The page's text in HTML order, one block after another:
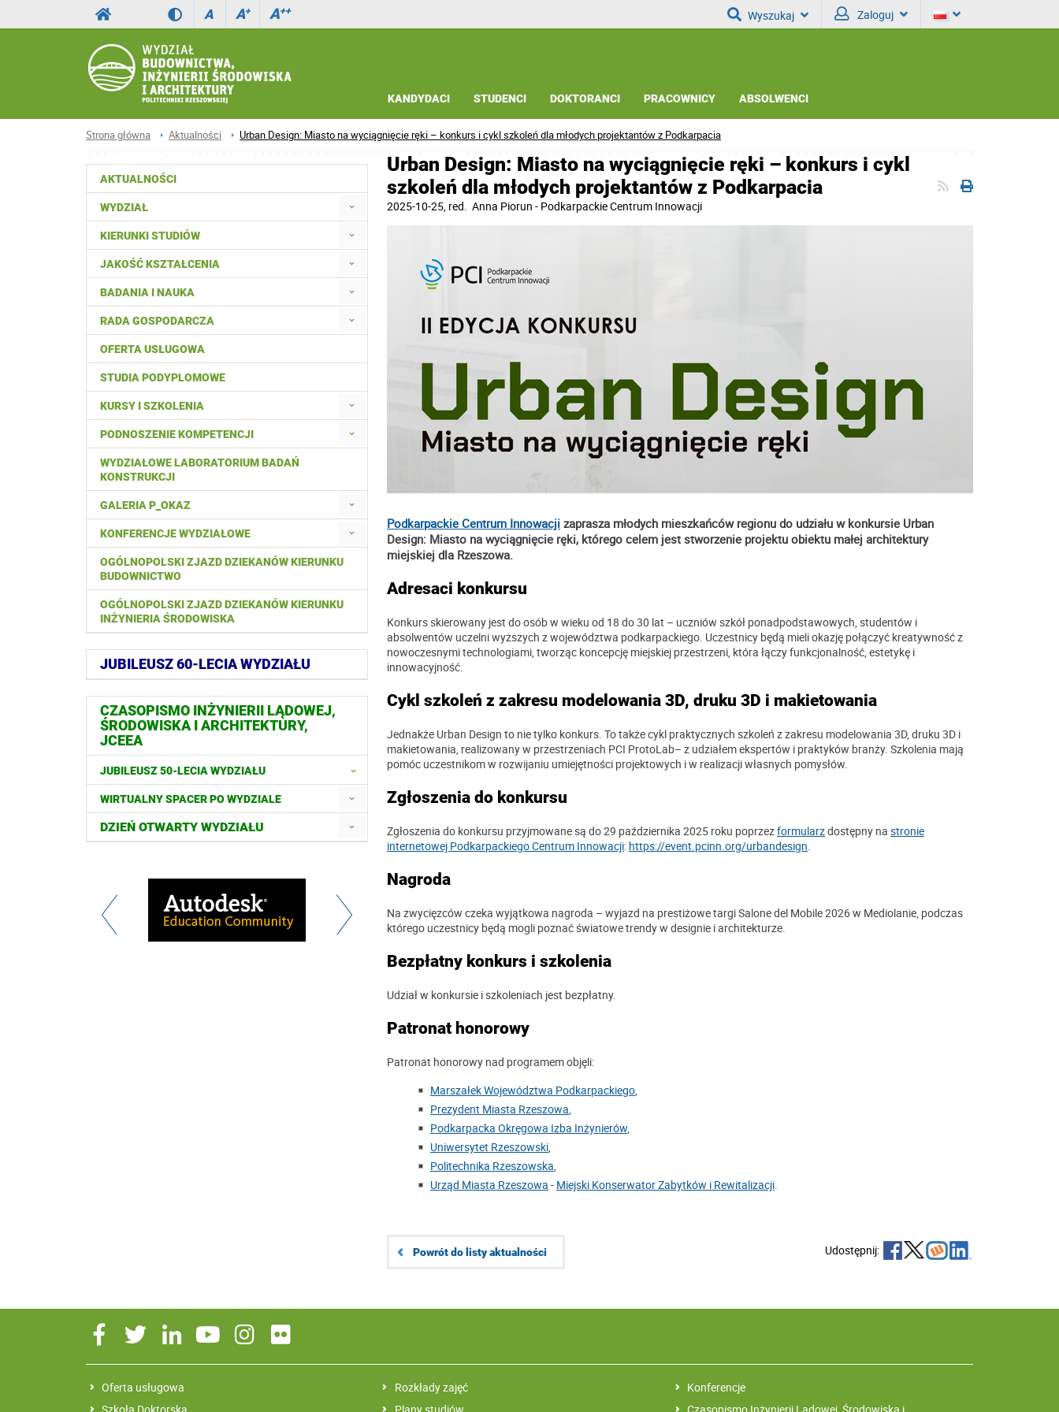
A A+ A++ Wyszukaj Zaloguj
KANDYDACI STUDENCI DOKTORANCI PRACOWNICY ABSOLWENCI
Strona główna Aktualności Urban Design: Miasto na wyciągnięcie ręki – konkurs i cykl szkoleń dla młodych projektantów z Podkarpacia
AKTUALNOŚCI
WYDZIAŁ
KIERUNKI STUDIÓW
JAKOŚĆ KSZTAŁCENIA
BADANIA I NAUKA
RADA GOSPODARCZA
OFERTA USŁUGOWA
STUDIA PODYPLOMOWE
KURSY I SZKOLENIA
PODNOSZENIE KOMPETENCJI
WYDZIAŁOWE LABORATORIUM BADAŃ
KONSTRUKCJI
GALERIA P_OKAZ
KONFERENCJE WYDZIAŁOWE
OGÓLNOPOLSKI ZJAZD DZIEKANÓW KIERUNKU
BUDOWNICTWO
OGÓLNOPOLSKI ZJAZD DZIEKANÓW KIERUNKU
INŻYNIERIA ŚRODOWISKA
JUBILEUSZ 60-LECIA WYDZIAŁU
CZASOPISMO INŻYNIERII LĄDOWEJ,
ŚRODOWISKA I ARCHITEKTURY,
JCEEA
JUBILEUSZ 50-LECIA WYDZIAŁU
WIRTUALNY SPACER PO WYDZIALE
DZIEŃ OTWARTY WYDZIAŁU
Urban Design: Miasto na wyciągnięcie ręki – konkurs i cykl
szkoleń dla młodych projektantów z Podkarpacia
2025-10-25, red. Anna Piorun - Podkarpackie Centrum Innowacji
Podkarpackie Centrum Innowacji zaprasza młodych mieszkańców regionu do udziału w konkursie Urban
Design: Miasto na wyciągnięcie ręki, którego celem jest stworzenie projektu obiektu małej architektury
miejskiej dla Rzeszowa.
Adresaci konkursu
Konkurs skierowany jest do osób w wieku od 18 do 30 lat – uczniów szkół ponadpodstawowych, studentów i
absolwentów uczelni wyższych z województwa podkarpackiego. Uczestnicy będą mieli okazję połączyć kreatywność z
nowoczesnymi technologiami, tworząc koncepcję miejskiej przestrzeni, która łączy funkcjonalność, estetykę i
innowacyjność.
Cykl szkoleń z zakresu modelowania 3D, druku 3D i makietowania
Jednakże Urban Design to nie tylko konkurs. To także cykl praktycznych szkoleń z zakresu modelowania 3D, druku 3D i
makietowania, realizowany w przestrzeniach PCI ProtoLab– z udziałem ekspertów i praktyków branży. Szkolenia mają
pomóc uczestnikom w rozwijaniu umiejętności projektowych i w realizacji własnych pomysłów.
Zgłoszenia do konkursu
Zgłoszenia do konkursu przyjmowane są do 29 października 2025 roku poprzezformularzdostępny na stronie
internetowej Podkarpackiego Centrum Innowacji: https://event.pcinn.org/urbandesign.
Nagroda
Na zwycięzców czeka wyjątkowa nagroda – wyjazd na prestiżowe targi Salone del Mobile 2026 w Mediolanie, podczas
którego uczestnicy będą mogli poznać światowe trendy w designie i architekturze.
Bezpłatny konkurs i szkolenia
Udział w konkursie i szkoleniach jest bezpłatny.
Patronat honorowy
Patronat honorowy nad programem objęli:
Marszałek Województwa Podkarpackiego,
Prezydent Miasta Rzeszowa,
Podkarpacka Okręgowa Izba Inżynierów,
Uniwersytet Rzeszowski,
Politechnika Rzeszowska,
Urząd Miasta Rzeszowa - Miejski Konserwator Zabytków i Rewitalizacji.
Udostępnij:
Powrót do listy aktualności
Oferta usługowa
Rozkłady zajęć
Konferencje